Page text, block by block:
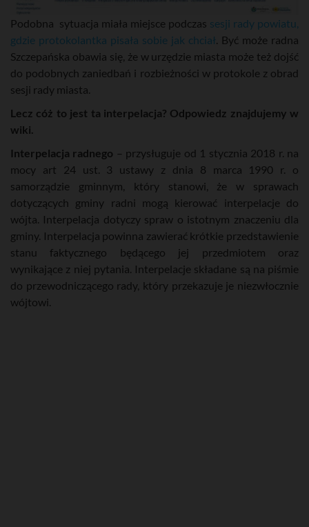
Podobna sytuacja miała miejsce podczas sesji rady powiatu,
gdzie protokolantka pisała sobie jak chciał. Być może radna
Szczepańska obawia się, że w urzędzie miasta może też dojść
do podobnych zaniedbań i rozbieżności w protokole z obrad
sesji rady miasta.
Lecz cóż to jest ta interpelacja? Odpowiedz znajdujemy w
wiki.
Interpelacja radnego – przysługuje od 1 stycznia 2018 r. na
mocy art 24 ust. 3 ustawy z dnia 8 marca 1990 r. o
samorządzie gminnym, który stanowi, że w sprawach
dotyczących gminy radni mogą kierować interpelacje do
wójta. Interpelacja dotyczy spraw o istotnym znaczeniu dla
gminy. Interpelacja powinna zawierać krótkie przedstawienie
stanu faktycznego będącego jej przedmiotem oraz
wynikające z niej pytania. Interpelacje składane są na piśmie
do przewodniczącego rady, który przekazuje je niezwłocznie
wójtowi.